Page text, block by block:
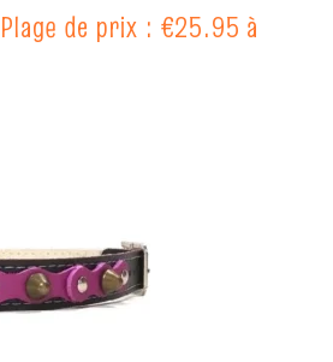
Plage de prix : €25.95 à